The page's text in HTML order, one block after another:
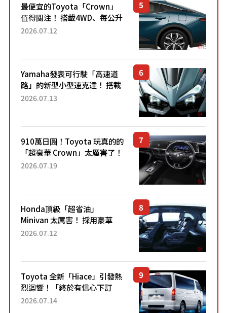
最便宜的Toyota「Crown」
值得關注！ 搭載4WD、每公升
22.4公里低油耗表現超亮眼！
2026.07.12
Yamaha發表可行駛「高速道
路」的新型小型速克達！ 搭載
能享受超強勁「渦輪感」的動
2026.07.13
910萬日圓！Toyota 玩真的的
「超豪華 Crown」太厲害了！
採用由「匠人技藝」打造的
2026.07.19
Honda頂級「超省油」
Minivan 太厲害！ 採用豪華
「真皮座椅」與專屬「黑色內
「三...
2026.07.12
Toyota 全新「Hiace」引發熱
烈迴響！「終於有信心下訂
了！」「哪個等級交車最
2026.07.14